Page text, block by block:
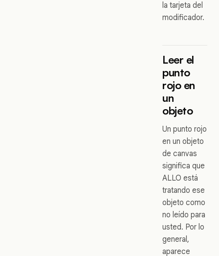
la tarjeta del
modificador.
Leer el
punto
rojo en
un
objeto
Un punto rojo
en un objeto
de canvas
significa que
ALLO está
tratando ese
objeto como
no leído para
usted. Por lo
general,
aparece